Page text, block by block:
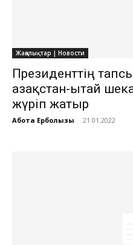
Жаңалықтар | Новости
Президенттің
Қазақстан-Қытай
жүріп жатыр
Ақбота Ерболқызы - 21.01.2022